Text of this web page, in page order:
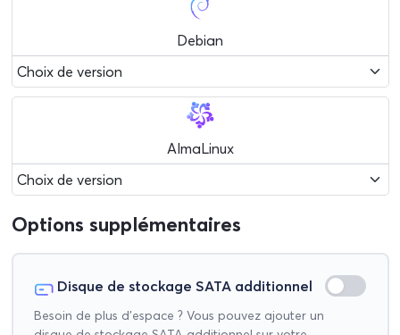
Debian
AlmaLinux
Options supplémentaires
Disque de stockage SATA additionnel
Besoin de plus d'espace ? Vous pouvez ajouter un